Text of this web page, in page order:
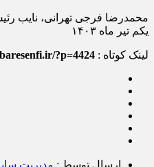
محمدرضا فرجی تهرانی، نایب
یکم تیر ماه ۱۴۰۳
لینک کوتاه : ?p=4424
ارسال توسط : مدیریت